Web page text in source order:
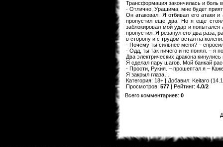
Трансформация закончилась и
- Отлично, Урашима, мне будет
Он атаковал. Я отбивал его атаки
пропустил еще два. Но я еще
заблокировал мой удар и
пропустил. Я резанул его два раза,
в сторону и с трудом встал на колени.
- Почему ты сильнее меня? –
- Одд, ты так ничего и не понял. – я
Два электрических дракона
Я сделал пару шагов. Мой банкай
- Прости, Рукия. – прошептал я –
Я закрыл глаза…
Категория: 18+ | Добавил: Keitaro
Просмотров: 577 | Рейтинг: 4.0/2
Всего комментариев: 0